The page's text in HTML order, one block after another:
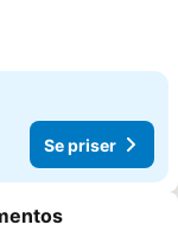
Se priser